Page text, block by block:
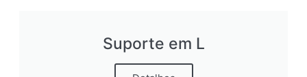
Suporte em L